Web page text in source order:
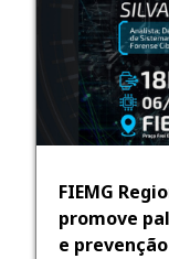
FIEMG
promove
e